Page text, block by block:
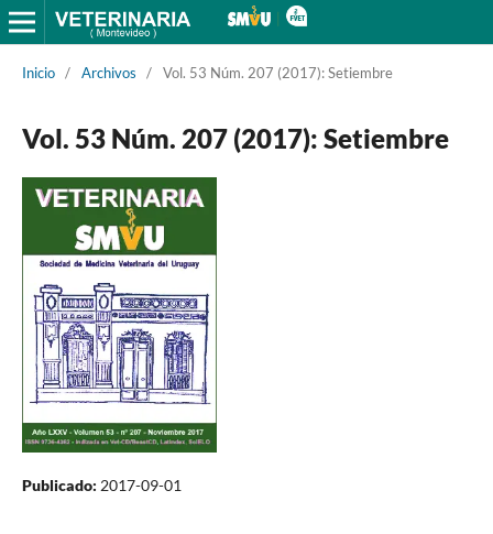
Inicio / Archivos / Vol. 53 Núm. 207 (2017): Setiembre
Vol. 53 Núm. 207 (2017): Setiembre
Publicado: 2017-09-01